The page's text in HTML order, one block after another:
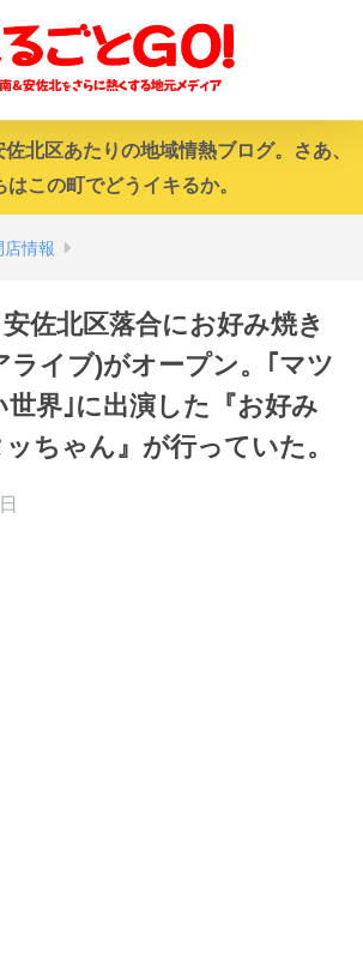
北区あたりの地域情熱ブログ。さあ、
はこの町でどうイキるか。
店情報
安佐北区落合にお好み焼き
ライブ)がオープン。｢マツ
世界｣に出演した『お好み
ちゃん』が行っていた。